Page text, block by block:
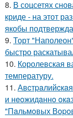
8. В соцсетях
криде - на этот
якобы
9. Торт
быстро
10. Королевская
температуру.
11.
и нeoжидaннo
"Пaльмoвых